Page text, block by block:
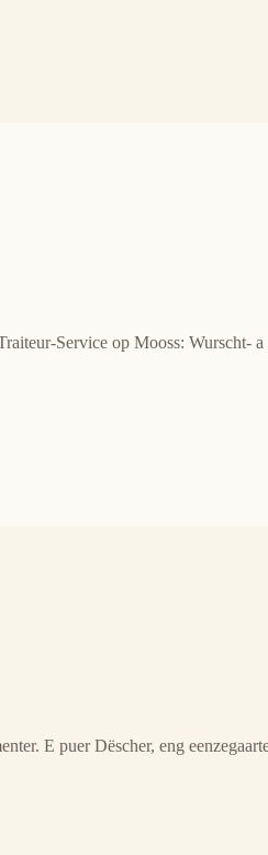
Service op Mooss: Wurscht- a
E puer Dëscher, eng